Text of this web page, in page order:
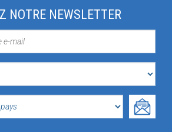
NOTRE NEWSLETTER